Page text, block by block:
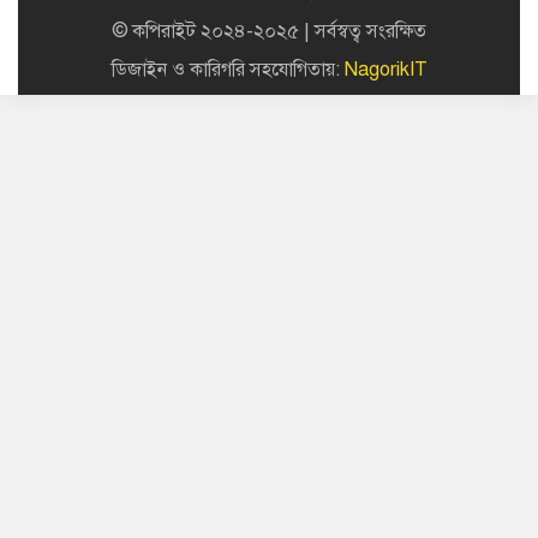
ঘোষণা ইসির
© কপিরাইট ২০২৪-২০২৫ | সর্বস্বত্ব সংরক্ষিত
ডিজাইন ও কারিগরি সহযোগিতায়: NagorikIT